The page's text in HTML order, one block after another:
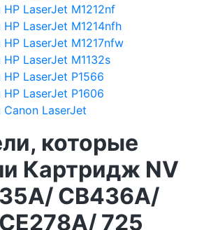
LaserJet M1212nf
LaserJet M1214nfh
LaserJet M1217nfw
LaserJet M1132s
LaserJet P1566
LaserJet P1606
LaserJet
которые
Картридж NV
CB436A/
725